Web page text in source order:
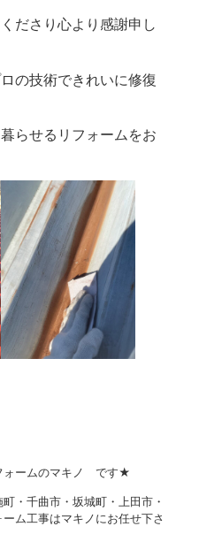
ださり心より感謝申し
の技術できれいに修復
らせるリフォームをお
ォームのマキノ です★
・千曲市・坂城町・上田市・
ム工事はマキノにお任せ下さ